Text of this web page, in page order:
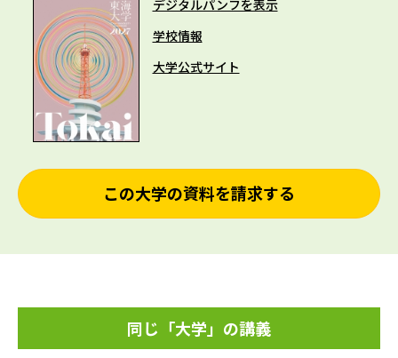
デジタルパンフを表示
学校情報
大学公式サイト
この大学の資料を請求する
同じ「大学」の講義